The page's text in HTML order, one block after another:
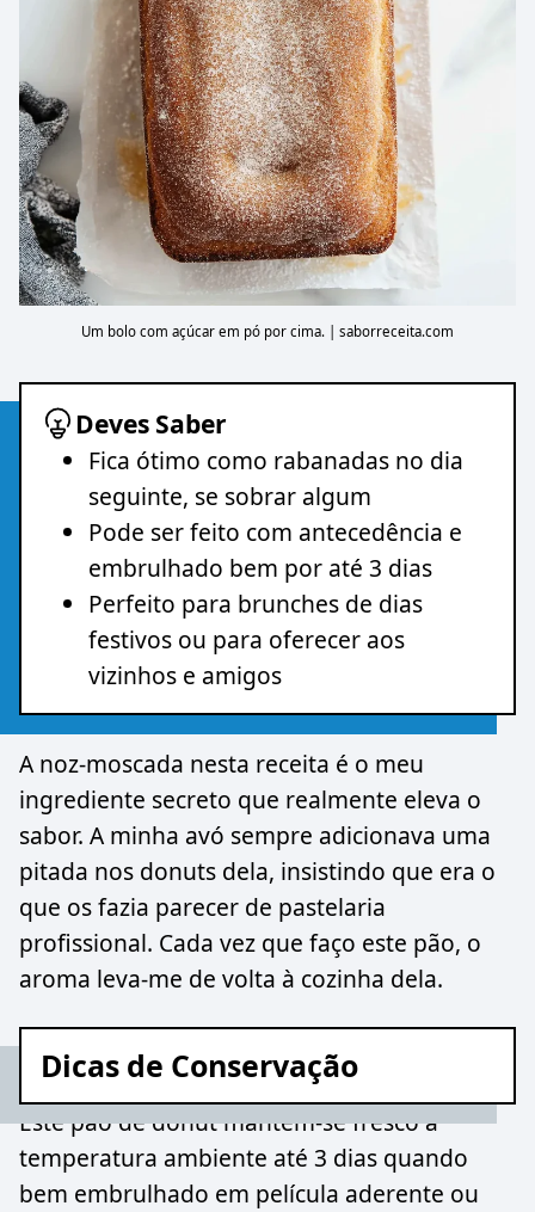
Um bolo com açúcar em pó por cima. | saborreceita.com
Deves Saber
Fica ótimo como rabanadas no dia
seguinte, se sobrar algum
Pode ser feito com antecedência e
embrulhado bem por até 3 dias
Perfeito para brunches de dias
festivos ou para oferecer aos
vizinhos e amigos
A noz-moscada nesta receita é o meu
ingrediente secreto que realmente eleva o
sabor. A minha avó sempre adicionava uma
pitada nos donuts dela, insistindo que era o
que os fazia parecer de pastelaria
profissional. Cada vez que faço este pão, o
aroma leva-me de volta à cozinha dela.
Dicas de Conservação
Este pão de donut mantém-se fresco à
temperatura ambiente até 3 dias quando
bem embrulhado em película aderente ou